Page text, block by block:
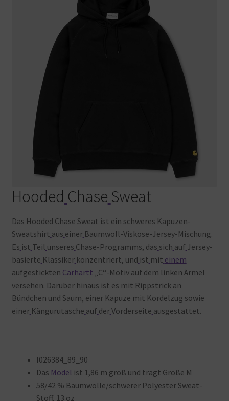
Hooded Chase Sweat
Das Hooded Chase Sweat ist ein schweres Kapuzen-
Sweatshirt aus einer Baumwoll-Viskose-Jersey-Mischung.
Es ist Teil unseres Chase-Programms, das sich auf Jersey-
basierte Klassiker konzentriert, und ist mit einem
aufgestickten Carhartt „C“-Motiv auf dem linken Ärmel
versehen. Darüber hinaus ist es mit Rippstrick an
Bündchen und Saum, einer Kapuze mit Kordelzug sowie
einer Kängurutasche auf derVorderseite ausgestattet.
I026384_89_90
Das Model ist 1,86 m groß und trägt Größe M
58/42 % Baumwolle/schwerer Polyester Sweat-
Stoff, 13 oz